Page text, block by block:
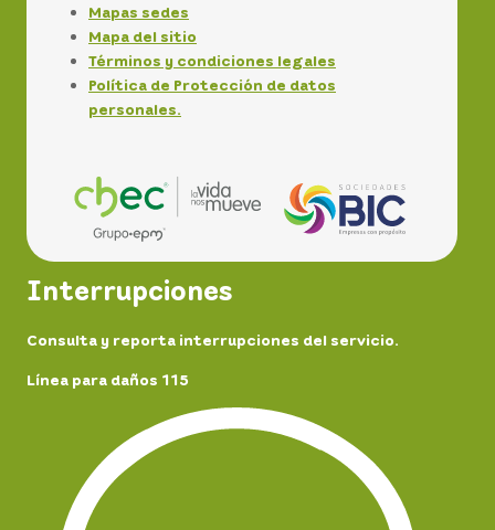
Mapas sedes
Mapa del sitio
Términos y condiciones legales
Política de Protección de datos
personales.
Interrupciones
Consulta y reporta interrupciones del servicio.
Línea para daños 115